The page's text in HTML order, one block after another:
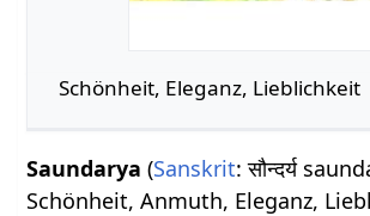
Schönheit, Eleganz, Lieblichkeit
Saundarya (Sanskrit: सौन्दर्य
Schönheit, Anmuth, Eleganz,